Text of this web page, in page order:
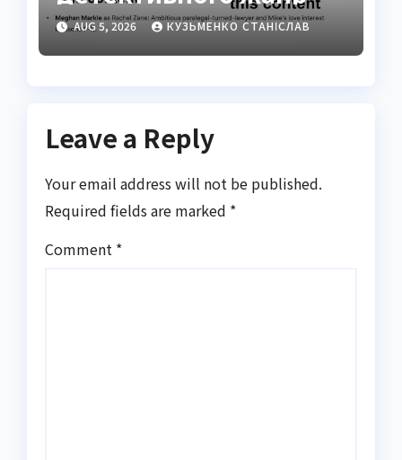
Едгар Аллан По
AUG 5, 2026 КУЗЬМЕНКО СТАНІСЛАВ
Leave a Reply
Your email address will not be published.
Required fields are marked *
Comment *